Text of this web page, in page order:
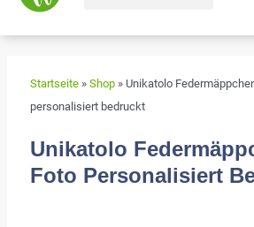
Startseite» Shop» Unikatolo
personalisiert bedruckt
Unikatolo
Foto Personalisiert